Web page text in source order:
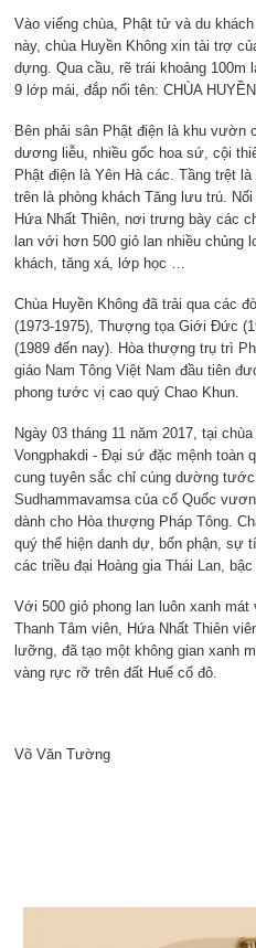
Vào viếng chùa, Phật tử và du
này, chùa Huyền Không xin tài trợ
dựng. Qua cầu, rẽ trái khoảng 100m
9 lớp mái, đắp nổi tên: CHÙA
Bên phải sân Phật điện là khu vườn
dương liễu, nhiều gốc hoa sứ, cội
Phật điện là Yên Hà các. Tầng trệt
trên là phòng khách Tăng lưu trú.
Hứa Nhất Thiên, nơi trưng bày các
lan với hơn 500 giỏ lan nhiều chủng
khách, tăng xá, lớp học …
Chùa Huyền Không đã trải qua các
(1973-1975), Thượng tọa Giới Đức
(1989 đến nay). Hòa thượng trụ trì
giáo Nam Tông Việt Nam đầu tiên
phong tước vị cao quý Chao Khun.
Ngày 03 tháng 11 năm 2017, tại
Vongphakdi - Đại sứ đặc mệnh toàn
cung tuyên sắc chỉ cúng dường
Sudhammavamsa của cố Quốc
dành cho Hòa thượng Pháp Tông.
quý thể hiện danh dự, bổn phận, sự
các triều đại Hoàng gia Thái Lan,
Với 500 giỏ phong lan luôn xanh
Thanh Tâm viên, Hứa Nhất Thiên
lưỡng, đã tạo một không gian xanh
vàng rực rỡ trên đất Huế cố đô.
Võ Văn Tường